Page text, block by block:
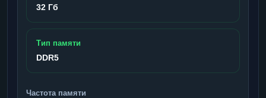
32 Гб
Тип памяти
DDR5
Частота памяти